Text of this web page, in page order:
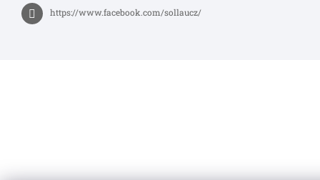
https://www.facebook.com/sollaucz/